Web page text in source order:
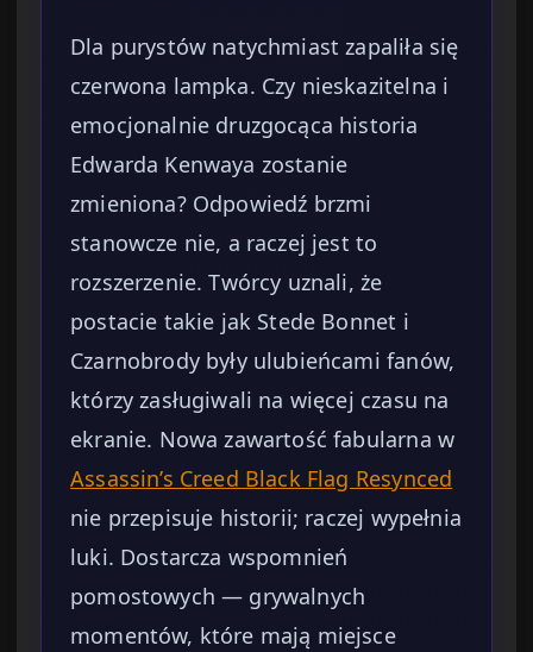
Dla purystów natychmiast zapaliła się
czerwona lampka. Czy nieskazitelna i
emocjonalnie druzgocąca historia
Edwarda Kenwaya zostanie
zmieniona? Odpowiedź brzmi
stanowcze nie, a raczej jest to
rozszerzenie. Twórcy uznali, że
postacie takie jak Stede Bonnet i
Czarnobrody były ulubieńcami fanów,
którzy zasługiwali na więcej czasu na
ekranie. Nowa zawartość fabularna w
Assassin’s Creed Black Flag Resynced
nie przepisuje historii; raczej wypełnia
luki. Dostarcza wspomnień
pomostowych — grywalnych
momentów, które mają miejsce